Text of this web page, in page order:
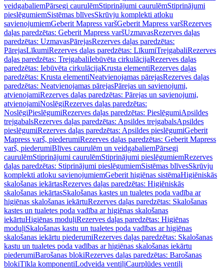
veidgabaliemPārsegi caurulēmStiprinājumi caurulēmStiprinājumi
pieslēgumiemSistēmas blīvesSkrūvju komplekti atloku
savienojumiemGeberit Mapress varšGeberit Mapress varšRezerves
daļas paredzētas: Geberit Mapress varšUzmavasRezerves daļas
paredzētas: UzmavasPārejasRezerves daļas paredzētas:
PārejasLīkumiRezerves daļas paredzētas: LīkumiTrejgabaliRezerves
daļas paredzētas: TrejgabaliIebūvēta cirkulācijaRezerves daļas
paredzētas: Iebūvēta cirkulācijaKrusta elementiRezerves daļas
paredzētas: Krusta elementiNeatvienojamas pārejasRezerves daļas
paredzētas: Neatvienojamas pārejasPārejas un savienojumi,
atvienojamiRezerves daļas paredzētas: Pārejas un savienojumi,
atvienojamiNoslēgiRezerves daļas paredzētas:
NoslēgiPieslēgumiRezerves daļas paredzētas: PieslēgumiApsildes
trejgabalsRezerves daļas paredzētas: Apsildes trejgabalsApsildes
pieslēgumiRezerves daļas paredzētas: Apsildes pieslēgumiGeberit
Mapress varš, piederumiRezerves daļas paredzētas: Geberit Mapress
varš, piederumiBlīves caurulēm un veidgabaliemPārsegi
caurulēmStiprinājumi caurulēmStiprinājumi pieslēgumiemRezerves
daļas paredzētas: Stiprinājumi pieslēgumiemSistēmas blīvesSkrūvju
komplekti atloku savienojumiemGeberit higiēnas sistēmaHigiēniskās
skalošanas iekārtasRezerves daļas paredzētas: Higiēniskās
skalošanas iekārtasSkalošanas kastes un tualetes poda vadība ar
higiēnas skalošanas iekārtuRezerves daļas paredzētas: Skalošanas
kastes un tualetes poda vadība ar higiēnas skalošanas
iekārtuHigiēnas moduļiRezerves daļas paredzētas: Higiēnas
moduļiSkalošanas kastu un tualetes poda vadības ar higiēnas
skalošanas iekārtu piederumiRezerves daļas paredzētas: Skalošanas
kastu un tualetes poda vadības ar higiēnas skalošanas iekārtu
piederumiBarošanas blokiRezerves daļas paredzētas: Barošanas
blokiTīkla komponentiLodveida ventiļiCaurplūdes ventiļi